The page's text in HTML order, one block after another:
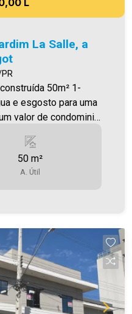
L
La Salle, a
e esgosto para uma
valor de condominio
valor do aluguel.
FCI, acesse o menu
agende uma visita!
casa! - As
são verdadeiras,
de corrigir
e/ou ortografia, bem
e imagens. Fotos
50 m²
A. Útil